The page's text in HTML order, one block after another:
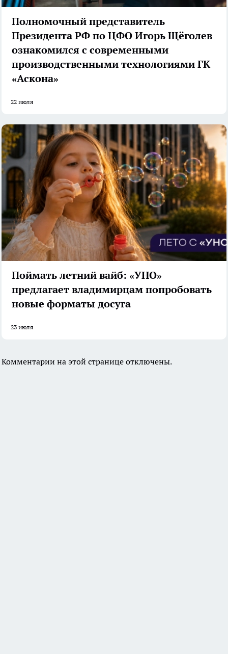
Полномочный представитель
Президента РФ по ЦФО Игорь Щёголев
ознакомился с современными
производственными технологиями ГК
«Аскона»
22 июля
Поймать летний вайб: «УНО»
предлагает владимирцам попробовать
новые форматы досуга
23 июля
Комментарии на этой странице отключены.